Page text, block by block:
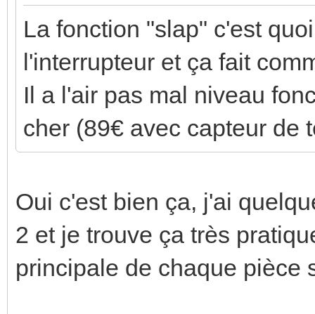
La fonction "slap" c'est
l'interrupteur et ça fait
Il a l'air pas mal niveau
cher (89€ avec capteur de
Oui c'est bien ça, j'ai
2 et je trouve ça très
principale de chaque pièce